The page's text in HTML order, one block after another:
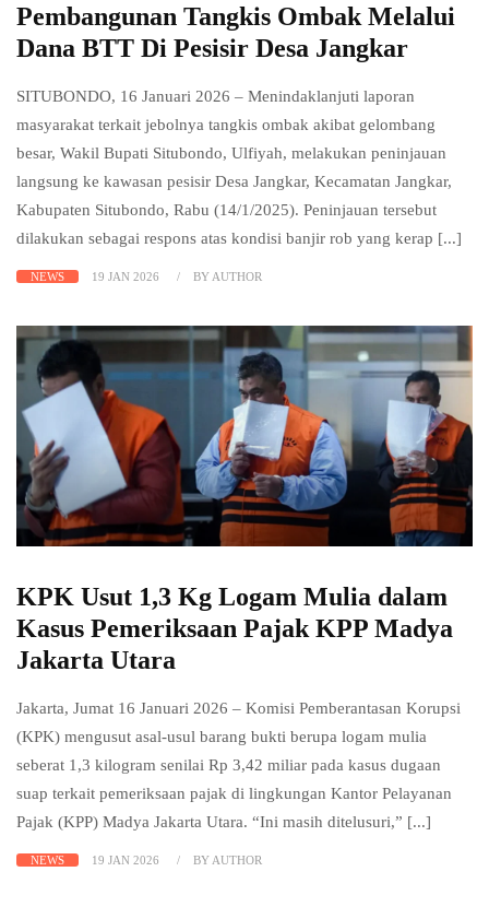
Pembangunan Tangkis Ombak Melalui
Dana BTT Di Pesisir Desa Jangkar
SITUBONDO, 16 Januari 2026 – Menindaklanjuti laporan
masyarakat terkait jebolnya tangkis ombak akibat gelombang
besar, Wakil Bupati Situbondo, Ulfiyah, melakukan peninjauan
langsung ke kawasan pesisir Desa Jangkar, Kecamatan Jangkar,
Kabupaten Situbondo, Rabu (14/1/2025). Peninjauan tersebut
dilakukan sebagai respons atas kondisi banjir rob yang kerap [...]
NEWS 19 JAN 2026 BY AUTHOR
KPK Usut 1,3 Kg Logam Mulia dalam
Kasus Pemeriksaan Pajak KPP Madya
Jakarta Utara
Jakarta, Jumat 16 Januari 2026 – Komisi Pemberantasan Korupsi
(KPK) mengusut asal-usul barang bukti berupa logam mulia
seberat 1,3 kilogram senilai Rp 3,42 miliar pada kasus dugaan
suap terkait pemeriksaan pajak di lingkungan Kantor Pelayanan
Pajak (KPP) Madya Jakarta Utara. “Ini masih ditelusuri,” [...]
NEWS 19 JAN 2026 BY AUTHOR